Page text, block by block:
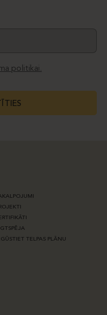
politikai.
TELPAS PLĀNU